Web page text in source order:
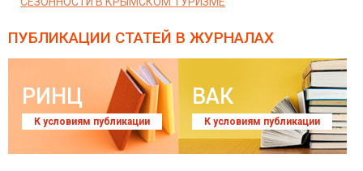
ПУБЛИКАЦИИ СТАТЕЙ В ЖУРНАЛАХ
РИНЦ
К условиям публикации
ВАК
К условиям публикации